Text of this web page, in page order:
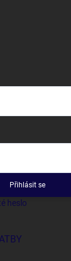
Přihlásit se
heslo